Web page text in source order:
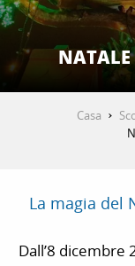
NATALE
Casa
La magia del
Dall’8 dicembre